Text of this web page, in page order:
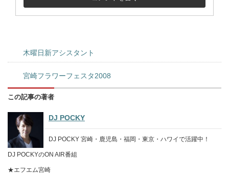
木曜日新アシスタント
宮崎フラワーフェスタ2008
この記事の著者
DJ POCKY
DJ POCKY 宮崎・鹿児島・福岡・東京・ハワイで活躍中！
DJ POCKYのON AIR番組
★エフエム宮崎